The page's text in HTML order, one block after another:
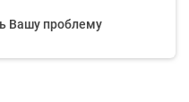
Вашу проблему